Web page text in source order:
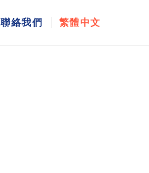
聯絡我們 繁體中文